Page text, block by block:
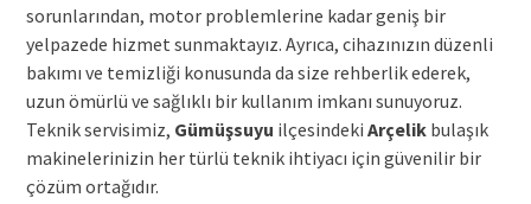
sorunlarından, motor problemlerine kadar geniş bir
yelpazede hizmet sunmaktayız. Ayrıca, cihazınızın düzenli
bakımı ve temizliği konusunda da size rehberlik ederek,
uzun ömürlü ve sağlıklı bir kullanım imkanı sunuyoruz.
Teknik servisimiz, Gümüşsuyu ilçesindeki Arçelikbulaşık
makinelerinizin her türlü teknik ihtiyacı için güvenilir bir
çözüm ortağıdır.